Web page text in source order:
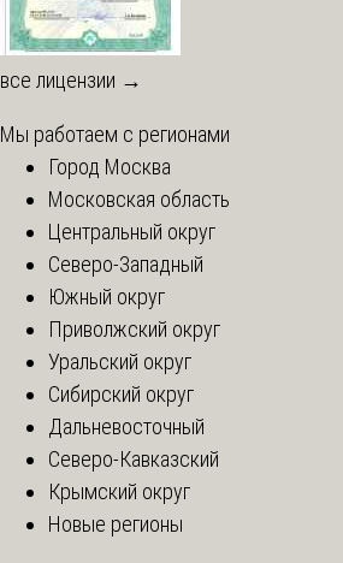
все лицензии →
Мы работаем с регионами
Город Москва
Московская область
Центральный округ
Северо-Западный
Южный округ
Приволжский округ
Уральский округ
Сибирский округ
Дальневосточный
Северо-Кавказский
Крымский округ
Новые регионы